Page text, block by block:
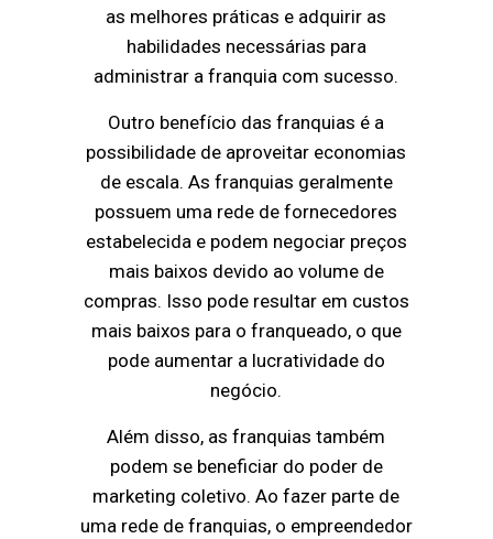
as melhores práticas e adquirir as
habilidades necessárias para
administrar a franquia com sucesso.
Outro benefício das franquias é a
possibilidade de aproveitar economias
de escala. As franquias geralmente
possuem uma rede de fornecedores
estabelecida e podem negociar preços
mais baixos devido ao volume de
compras. Isso pode resultar em custos
mais baixos para o franqueado, o que
pode aumentar a lucratividade do
negócio.
Além disso, as franquias também
podem se beneficiar do poder de
marketing coletivo. Ao fazer parte de
uma rede de franquias, o empreendedor